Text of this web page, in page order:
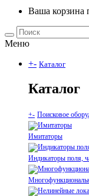
Ваша корзина
Меню
+- Каталог
Каталог
+- Поисковое
Имитаторы
Индикаторы поля,